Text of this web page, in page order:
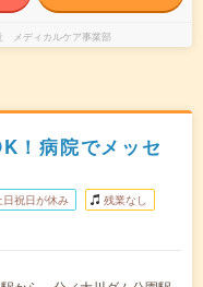
メディカルケア事業部
！病院でメッセ
日祝日が休み 残業なし